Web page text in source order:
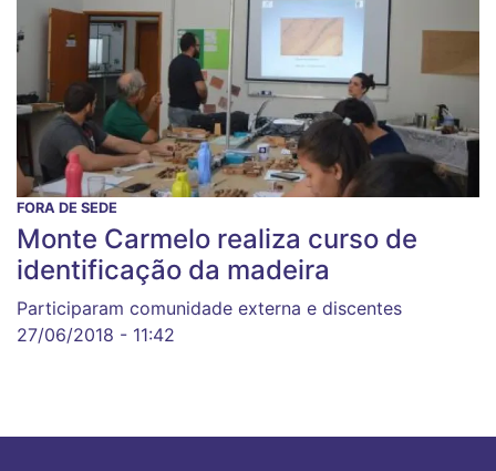
FORA DE SEDE
Monte Carmelo realiza curso de
identificação da madeira
Participaram comunidade externa e discentes
27/06/2018 - 11:42